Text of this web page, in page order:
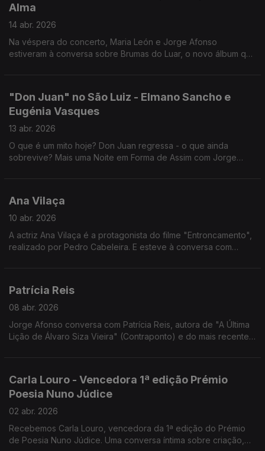
Alma
14 abr. 2026
Na véspera do concerto, Maria León e Jorge Afonso
estiveram à conversa sobre Brumas do Luar, o novo álbum que
"Don Juan" no São Luiz - Elmano Sancho e
Eugénia Vasques
13 abr. 2026
O que é um mito hoje? Don Juan regressa - o que ainda
sobrevive? Mais uma Noite em Forma de Assim com Jorge
Ana Vilaça
10 abr. 2026
A actriz Ana Vilaça é a protagonista do filme "Entroncamento",
realizado por Pedro Cabeleira. E esteve à conversa com
Patrícia Reis
08 abr. 2026
Jorge Afonso conversa com Patrícia Reis, autora de "A Última
Lição de Álvaro Siza Vieira" (Contraponto) e do mais recente
Carla Louro - Vencedora 1ª edição Prémio
Poesia Nuno Júdice
02 abr. 2026
Recebemos Carla Louro, vencedora da 1ª edição do Prémio
de Poesia Nuno Júdice. Uma conversa íntima sobre criação,